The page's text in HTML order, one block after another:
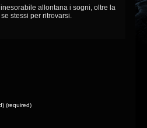
allontana i sogni, oltre la
stessi per ritrovarsi.
(required)